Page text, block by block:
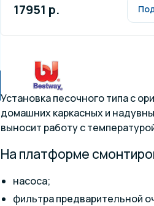
17951 р.
Установка песочного типа с
домашних каркасных и
выносит работу с
На платформе
насоса;
фильтра предварительной